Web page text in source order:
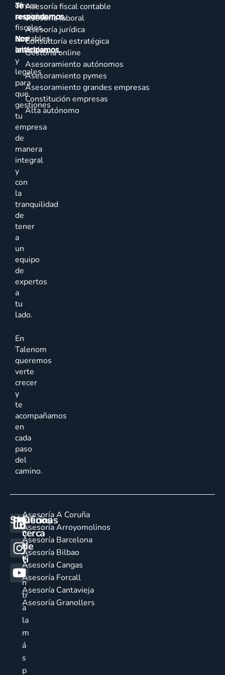
ofrece
servicios
fiscales,
contables,
laborales
y
legales
para
que
gestiones
tu
empresa
de
manera
integral
y
con
la
tranquilidad
de
tener
a
un
equipo
de
expertos
a
tu
lado.
En
Talenom
queremos
verte
crecer
y
te
acompañamos
en
cada
paso
del
camino.
Te
respondemos.
Nos
anticipamos.
Asesoría fiscal contable
Asesoría laboral
Asesoría jurídica
Consultoría estratégica
Gestoría online
Asesoramiento autónomos
Asesoramiento pymes
Asesoramiento grandes empresas
Constitución empresas
Alta autónomo
Síguenos
Oficinas
cerca
de
ti
E
n
c
u
e
n
tr
a
la
m
á
s
p
Asesoría A Coruña
Asesoría Arroyomolinos
Asesoría Barcelona
Asesoría Bilbao
Asesoría Cangas
Asesoría Forcall
Asesoría Cantavieja
Asesoría Granollers